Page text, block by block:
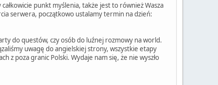
punkt myślenia, także jest to również Wasza
serwera, początkowo ustalamy termin na dzień:
do questów, czy osób do luźnej rozmowy na world.
uwagę do angielskiej strony, wszystkie etapy
z poza granic Polski. Wydaje nam się, że nie wyszło